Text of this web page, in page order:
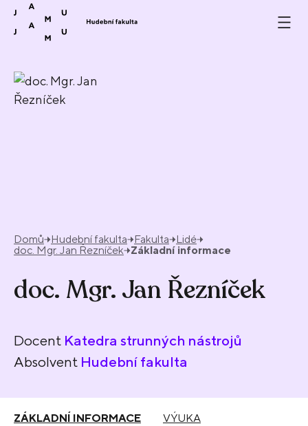
Přeskočit na obsah
Domů Hudební fakulta Fakulta
Lidé
doc. Mgr. Jan Řezníček Základní informace
doc. Mgr. Jan Řezníček
Docent Katedra strunných nástrojů
Absolvent Hudební fakulta
ZÁKLADNÍ INFORMACE VÝUKA